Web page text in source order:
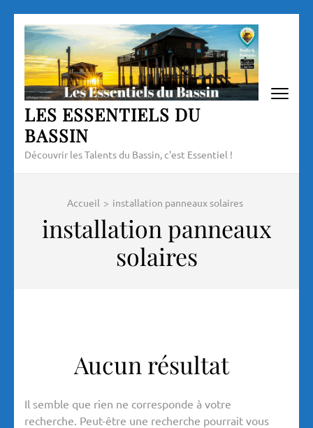
Aller
contenu
(Pressez
Entrée)
LES ESSENTIELS DU
BASSIN
Découvrir les Talents du Bassin, c'est Essentiel !
Accueil > installation panneaux solaires
installation panneaux
solaires
Aucun résultat
Il semble que rien ne corresponde à votre
recherche. Peut-être une recherche pourrait vous